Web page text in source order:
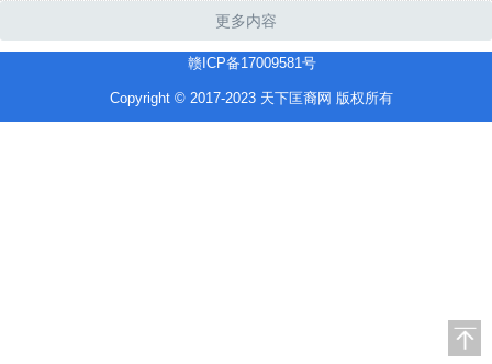
更多内容
赣ICP备17009581号
Copyright © 2017-2023 天下匡裔网 版权所有